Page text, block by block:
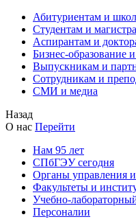
Абитуриентам и
Студентам и
Аспирантам и
Бизнес-образование
Выпускникам и
Сотрудникам и
СМИ и медиа
Назад
О нас Перейти
Нам 95 лет
СПбГЭУ сегодня
Органы управления и
Факультеты и
Учебно-
Персоналии